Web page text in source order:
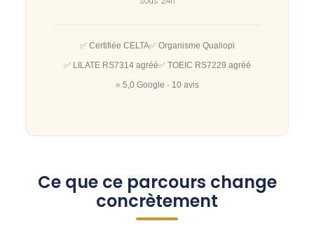
✅ Certifiée CELTA✅ Organisme Qualiopi
✅ LILATE RS7314 agréé✅ TOEIC RS7229 agréé
⭐ 5,0 Google · 10 avis
Ce que ce parcours change
concrètement